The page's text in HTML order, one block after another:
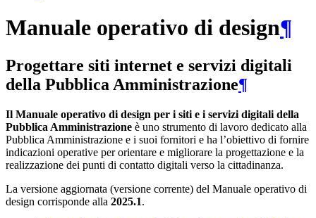
Manuale operativo di design¶
Progettare siti internet e servizi digitali
della Pubblica Amministrazione¶
Il Manuale operativo di design per i siti e i servizi digitali della
Pubblica Amministrazione è uno strumento di lavoro dedicato alla
Pubblica Amministrazione e i suoi fornitori e ha l’obiettivo di fornire
indicazioni operative per orientare e migliorare la progettazione e la
realizzazione dei punti di contatto digitali verso la cittadinanza.
La versione aggiornata (versione corrente) del Manuale operativo di
design corrisponde alla 2025.1.